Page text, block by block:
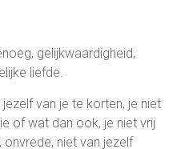
gelijkwaardigheid,
liefde.
van je te korten, je niet
of wat dan ook, je niet vrij
niet van jezelf